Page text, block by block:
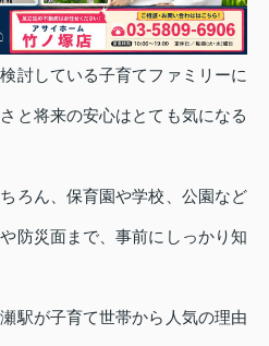
討している子育てファミリーに
と将来の安心はとても気になる
ろん、保育園や学校、公園など
防災面まで、事前にしっかり知
駅が子育て世帯から人気の理由